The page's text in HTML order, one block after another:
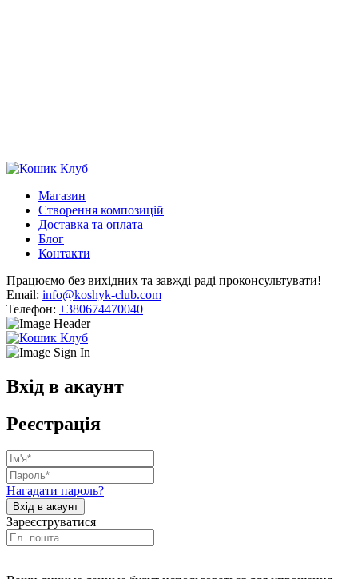
Магазин
Створення композицій
Доставка та оплата
Блог
Контакти
Працюємо без вихідних та завжді раді проконсультувати!
Email: info@koshyk-club.com
Телефон: +380674470040
Вхід в акаунт
Реєстрація
Нагадати пароль?
Зареєструватися